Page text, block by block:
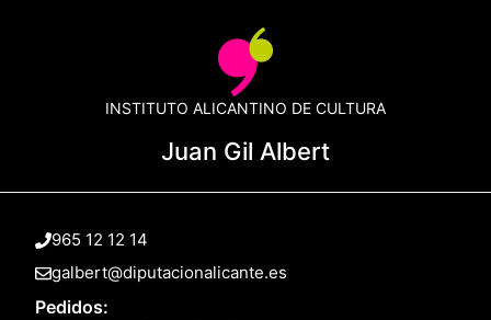
INSTITUTO ALICANTINO DE CULTURA
Juan Gil Albert
965 12 12 14
galbert@diputacionalicante.es
Pedidos: